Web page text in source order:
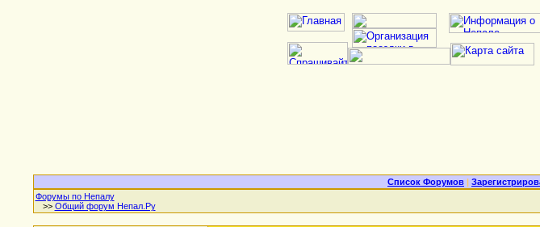
Список Форумов |
Форумы по Непалу
>> Общий форум Непал.Ру